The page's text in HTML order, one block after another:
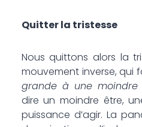
Quitter la tristesse
Nous quittons alors la
mouvement inverse, qui
grande à une moindre
dire un moindre être,
puissance d’agir. La